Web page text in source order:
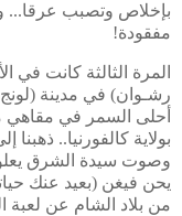
بإخلاص وتصبب عرقا...
مفقودة!
المرة الثالثة كانت
رشـوان) في مدينة (لونج
أحلى السمر في مقاهي
بولاية كالفورنيا..
وصوت سيدة الشرق
يحن فيغن (بعيد عنك
من بلاد الشام عن لعبة